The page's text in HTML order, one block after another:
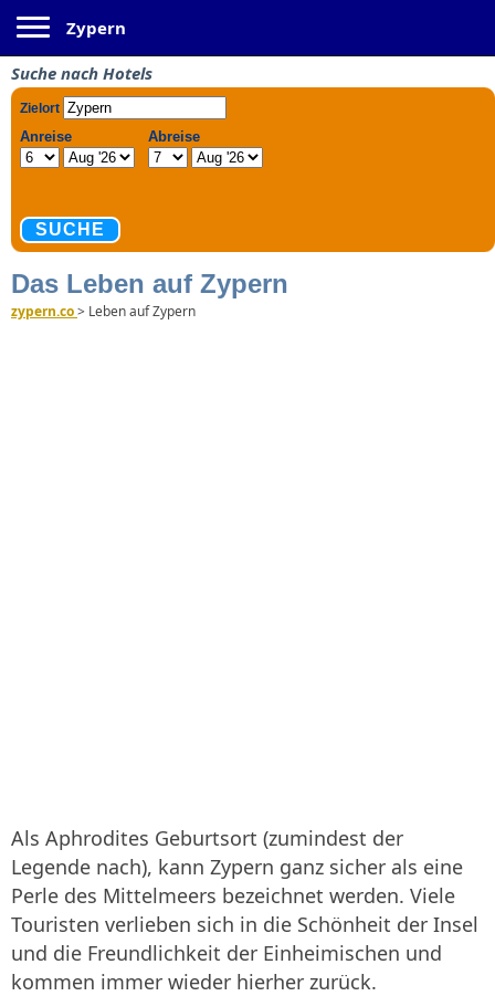
Zypern
Suche nach Hotels
Das Leben auf Zypern
zypern.co> Leben auf Zypern
Als Aphrodites Geburtsort (zumindest der
Legende nach), kann Zypern ganz sicher als eine
Perle des Mittelmeers bezeichnet werden. Viele
Touristen verlieben sich in die Schönheit der Insel
und die Freundlichkeit der Einheimischen und
kommen immer wieder hierher zurück.